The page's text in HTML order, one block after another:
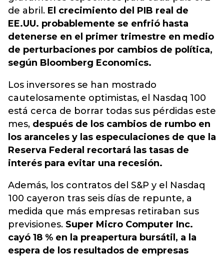
de abril. El crecimiento del PIB real de
EE.UU. probablemente se enfrió hasta
detenerse en el primer trimestre en medio
de perturbaciones por cambios de política,
según Bloomberg Economics.
Los inversores se han mostrado
cautelosamente optimistas, el Nasdaq 100
está cerca de borrar todas sus pérdidas este
mes, después de los cambios de rumbo en
los aranceles y las especulaciones de que la
Reserva Federal recortará las tasas de
interés para evitar una recesión.
Además, los contratos del S&P y el Nasdaq
100 cayeron tras seis días de repunte, a
medida que más empresas retiraban sus
previsiones. Super Micro Computer Inc.
cayó 18 % en la preapertura bursátil, a la
espera de los resultados de empresas